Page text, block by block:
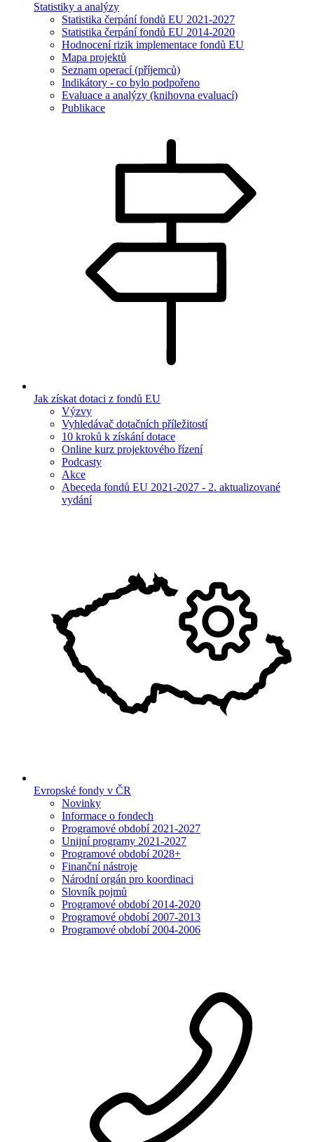
Statistiky a analýzy
Statistika čerpání fondů EU 2021-2027
Statistika čerpání fondů EU 2014-2020
Hodnocení rizik implementace fondů EU
Mapa projektů
Seznam operací (příjemců)
Indikátory - co bylo podpořeno
Evaluace a analýzy (knihovna evaluací)
Publikace
Jak získat dotaci z fondů EU
Výzvy
Vyhledávač dotačních příležitostí
10 kroků k získání dotace
Online kurz projektového řízení
Podcasty
Akce
Abeceda fondů EU 2021-2027 - 2. aktualizované
vydání
Evropské fondy v ČR
Novinky
Informace o fondech
Programové období 2021-2027
Unijní programy 2021-2027
Programové období 2028+
Finanční nástroje
Národní orgán pro koordinaci
Slovník pojmů
Programové období 2014-2020
Programové období 2007-2013
Programové období 2004-2006